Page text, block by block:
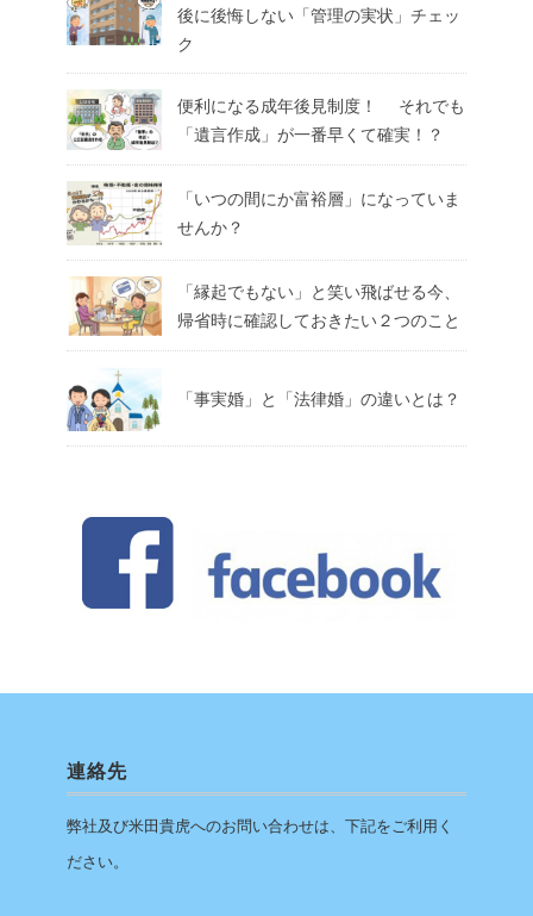
後に後悔しない「管理の実状」チェッ
ク
便利になる成年後見制度！ それでも
「遺言作成」が一番早くて確実！？
「いつの間にか富裕層」になっていま
せんか？
「縁起でもない」と笑い飛ばせる今、
帰省時に確認しておきたい２つのこと
「事実婚」と「法律婚」の違いとは？
連絡先
弊社及び米田貴虎へのお問い合わせは、下記をご利用く
ださい。